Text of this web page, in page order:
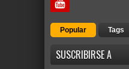
Popular Tags
SUSCRIBIRSE A